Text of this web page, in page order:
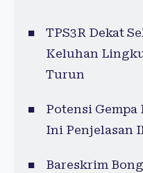
TPS3R Dekat
Keluhan
Turun
Potensi Gempa
Ini Penjelasan
Bareskrim